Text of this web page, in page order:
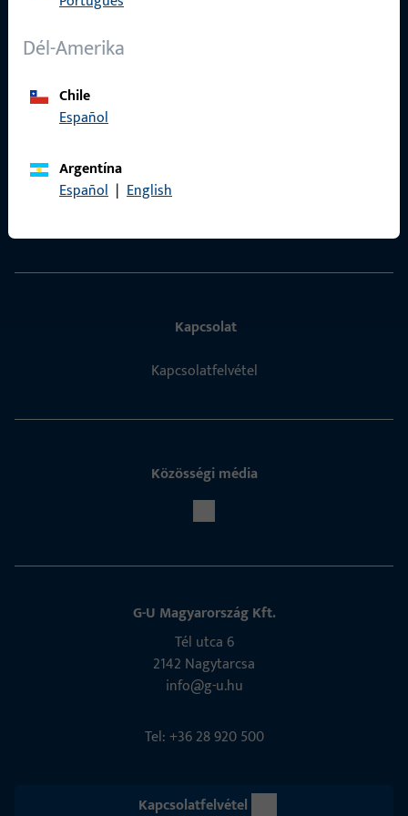
Dél-Amerika
Chile
Español
Argentína
Español | EnglishGyors elérés
Kapcsolat
Kapcsolatfelvétel
Közösségi média
G-U Magyarország Kft.
Tél utca 6
2142 Nagytarcsa
info@g-u.hu
Tel: +36 28 920 500
Kapcsolatfelvétel